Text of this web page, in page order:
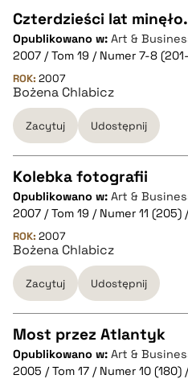
pobierz cytat
CZYSTY TEKST
pobierz cytat
BIBTEX
pobierz cytat
Czterdzieści lat
Opublikowano w: Art &
2007 / Tom 19 / Numer 7-8
ROK: 2007
Bożena Chlabicz
Zacytuj Udostępnij
CZYSTY TEKST
pobierz cytat
BIBTEX
pobierz cytat
Kolebka fotografii
Opublikowano w: Art &
2007 / Tom 19 / Numer 11
ROK: 2007
Bożena Chlabicz
Zacytuj Udostępnij
CZYSTY TEKST
Most przez Atlantyk
Opublikowano w: Art &
2005 / Tom 17 / Numer 10